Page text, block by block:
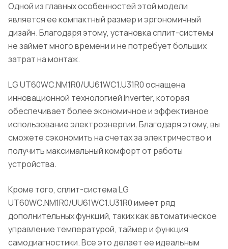
Одной из главных особенностей этой модели
является ее компактный размер и эргономичный
дизайн. Благодаря этому, установка сплит-системы
не займет много времени и не потребует больших
затрат на монтаж.
LG UT60WC.NM1R0/UU61WC1.U31R0 оснащена
инновационной технологией Inverter, которая
обеспечивает более экономичное и эффективное
использование электроэнергии. Благодаря этому, вы
сможете сэкономить на счетах за электричество и
получить максимальный комфорт от работы
устройства.
Кроме того, сплит-система LG
UT60WC.NM1R0/UU61WC1.U31R0 имеет ряд
дополнительных функций, таких как автоматическое
управление температурой, таймер и функция
самодиагностики. Все это делает ее идеальным